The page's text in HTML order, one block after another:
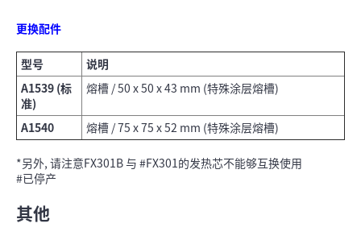
更换配件
型号
说明
A1539 (标
准)
熔槽 / 50 x 50 x 43 mm (特殊涂层熔槽)
A1540 熔槽 / 75 x 75 x 52 mm (特殊涂层熔槽)
*另外, 请注意FX301B 与 #FX301的发热芯不能够互换使用
#已停产
其他